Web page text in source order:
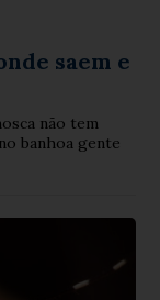
saem e
não tem
banhoa gente